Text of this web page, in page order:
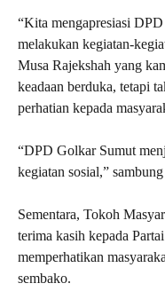
“Kita mengapresiasi
melakukan kegiatan-
Musa Rajekshah yang
keadaan berduka, tetapi
perhatian kepada
“DPD Golkar Sumut
kegiatan sosial,”
Sementara, Tokoh
terima kasih kepada
memperhatikan
sembako.